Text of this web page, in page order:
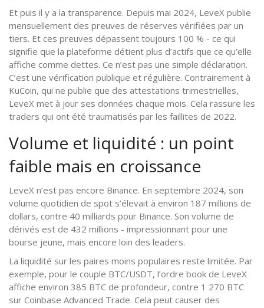
Et puis il y a la transparence. Depuis mai 2024, LeveX publie
mensuellement des preuves de réserves vérifiées par un
tiers. Et ces preuves dépassent toujours 100 % - ce qui
signifie que la plateforme détient plus d’actifs que ce qu’elle
affiche comme dettes. Ce n’est pas une simple déclaration.
C’est une vérification publique et régulière. Contrairement à
KuCoin, qui ne publie que des attestations trimestrielles,
LeveX met à jour ses données chaque mois. Cela rassure les
traders qui ont été traumatisés par les faillites de 2022.
Volume et liquidité : un point
faible mais en croissance
LeveX n’est pas encore Binance. En septembre 2024, son
volume quotidien de spot s’élevait à environ 187 millions de
dollars, contre 40 milliards pour Binance. Son volume de
dérivés est de 432 millions - impressionnant pour une
bourse jeune, mais encore loin des leaders.
La liquidité sur les paires moins populaires reste limitée. Par
exemple, pour le couple BTC/USDT, l’ordre book de LeveX
affiche environ 385 BTC de profondeur, contre 1 270 BTC
sur Coinbase Advanced Trade. Cela peut causer des